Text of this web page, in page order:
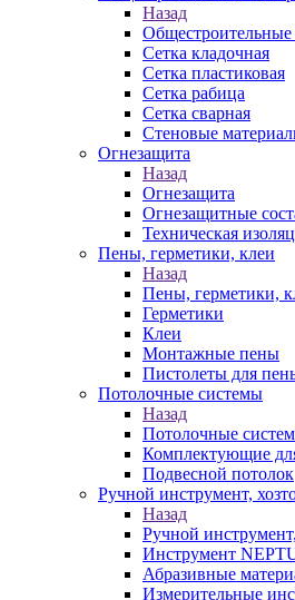
Назад
Сетка кладочная
Сетка пластиковая
Сетка рабица
Сетка сварная
Стеновые
Огнезащита
Назад
Огнезащита
Огнезащитные
Техническая
Пены, герметики, клеи
Назад
Пены, герметики,
Герметики
Клеи
Монтажные пены
Пистолеты для
Потолочные системы
Назад
Потолочные
Комплектующие
Подвесной потолок
Ручной инструмент,
Назад
Ручной
Инструмент
Абразивные
Измерительные